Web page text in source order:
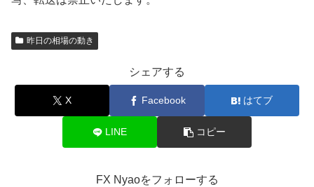
昨日の相場の動き
シェアする
X Facebook はてブ
LINE コピー
FX Nyaoをフォローする